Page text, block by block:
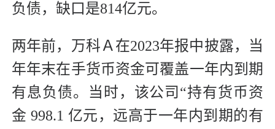
负债，缺口是814亿元。
两年前，万科Ａ在2023年报中披露，当
年年末在手货币资金可覆盖一年内到期
有息负债。当时，该公司“持有货币资
金 998.1 亿元，远高于一年内到期的有